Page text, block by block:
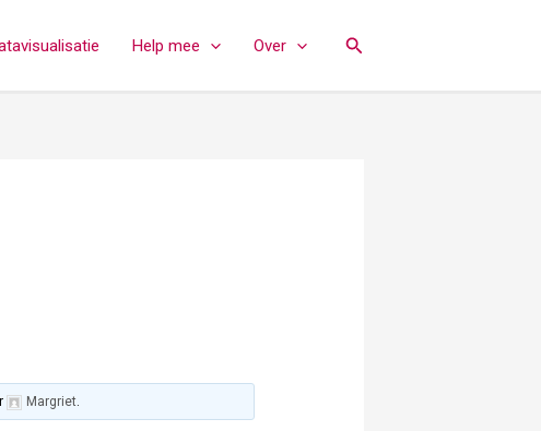
Help mee Over Zoeken
Margriet.